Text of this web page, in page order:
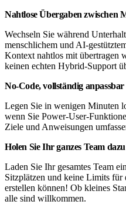
Nahtlose Übergaben zwischen
Wechseln Sie während
menschlichem und AI-
Kontext nahtlos mit übertragen
keinen echten Hybrid-Support
No-Code, vollständig
Legen Sie in wenigen Minuten
wenn Sie Power-User-
Ziele und Anweisungen
Holen Sie Ihr ganzes Team
Laden Sie Ihr gesamtes Team
Sitzplätzen und keine Limits für
erstellen können! Ob kleines
alle sind willkommen.